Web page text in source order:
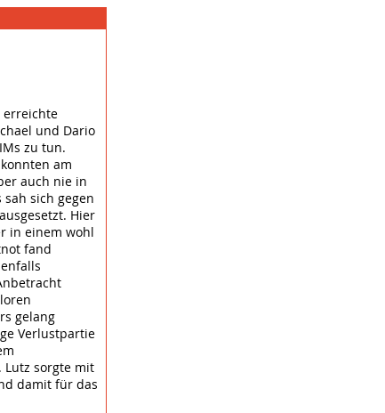
erreichte
und Dario
zu tun.
am
auch nie in
sich gegen
Hier
in einem wohl
fand
gelang
Verlustpartie
Lutz sorgte mit
damit für das